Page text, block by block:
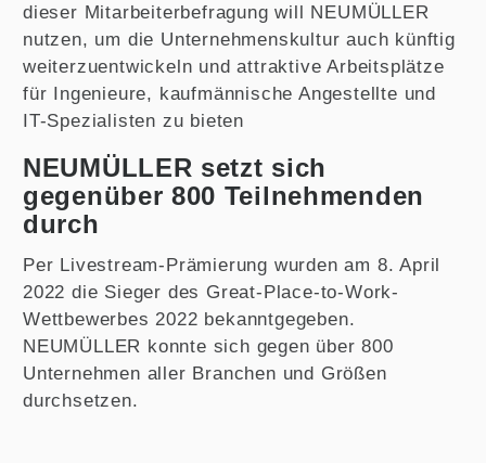
dieser Mitarbeiterbefragung will NEUMÜLLER
nutzen, um die Unternehmenskultur auch künftig
weiterzuentwickeln und attraktive Arbeitsplätze
für Ingenieure, kaufmännische Angestellte und
IT-Spezialisten zu bieten
NEUMÜLLER setzt sich
gegenüber 800 Teilnehmenden
durch
Per Livestream-Prämierung wurden am 8. April
2022 die Sieger des Great-Place-to-Work-
Wettbewerbes 2022 bekanntgegeben.
NEUMÜLLER konnte sich gegen über 800
Unternehmen aller Branchen und Größen
durchsetzen.